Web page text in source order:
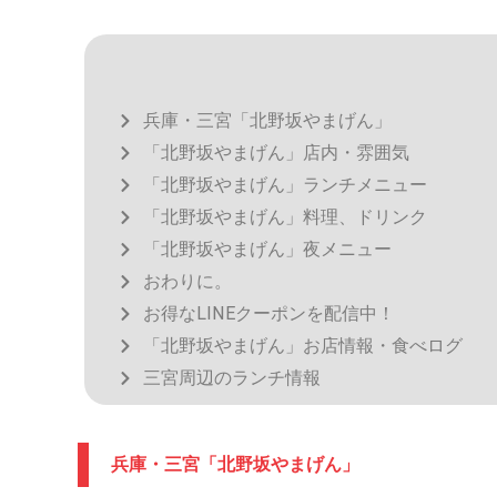
兵庫・三宮「北野坂やまげん」
「北野坂やまげん」店内・雰囲気
「北野坂やまげん」ランチメニュー
「北野坂やまげん」料理、ドリンク
「北野坂やまげん」夜メニュー
おわりに。
お得なLINEクーポンを配信中！
「北野坂やまげん」お店情報・食べログ
三宮周辺のランチ情報
兵庫・三宮「北野坂やまげん」